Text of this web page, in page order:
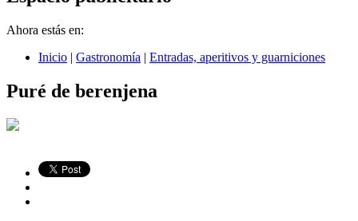
Ahora estás en:
Inicio | Gastronomía | Entradas, aperitivos y guarniciones
Puré de berenjena